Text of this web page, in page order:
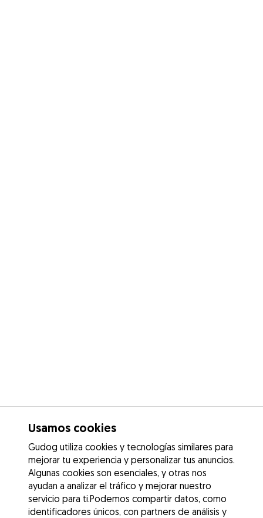
Usamos cookies
Gudog utiliza cookies y tecnologías similares para
mejorar tu experiencia y personalizar tus anuncios.
Algunas cookies son esenciales, y otras nos
ayudan a analizar el tráfico y mejorar nuestro
servicio para ti.Podemos compartir datos, como
identificadores únicos, con partners de análisis y